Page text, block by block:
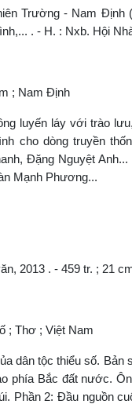
Trường - Nam Định
. - H. : Nxb. Hội
; Nam Định
luyến láy với trào
cho dòng truyền
Đặng Nguyệt
Mạnh Phương...
2013 . - 459 tr. ; 21
; Thơ ; Việt Nam
dân tộc thiểu số.
phía Bắc đất nước.
Phần 2: Đầu nguồn